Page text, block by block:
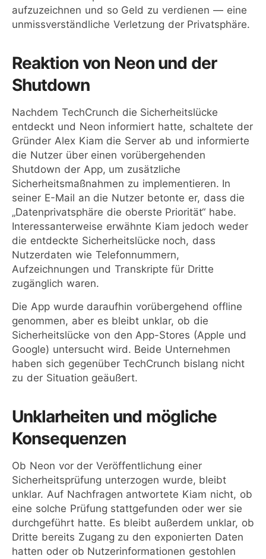
aufzuzeichnen und so Geld zu verdienen — eine
unmissverständliche Verletzung der Privatsphäre.
Reaktion von Neon und der
Shutdown
Nachdem TechCrunch die Sicherheitslücke
entdeckt und Neon informiert hatte, schaltete der
Gründer Alex Kiam die Server ab und informierte
die Nutzer über einen vorübergehenden
Shutdown der App, um zusätzliche
Sicherheitsmaßnahmen zu implementieren. In
seiner E-Mail an die Nutzer betonte er, dass die
„Datenprivatsphäre die oberste Priorität“ habe.
Interessanterweise erwähnte Kiam jedoch weder
die entdeckte Sicherheitslücke noch, dass
Nutzerdaten wie Telefonnummern,
Aufzeichnungen und Transkripte für Dritte
zugänglich waren.
Die App wurde daraufhin vorübergehend offline
genommen, aber es bleibt unklar, ob die
Sicherheitslücke von den App-Stores (Apple und
Google) untersucht wird. Beide Unternehmen
haben sich gegenüber TechCrunch bislang nicht
zu der Situation geäußert.
Unklarheiten und mögliche
Konsequenzen
Ob Neon vor der Veröffentlichung einer
Sicherheitsprüfung unterzogen wurde, bleibt
unklar. Auf Nachfragen antwortete Kiam nicht, ob
eine solche Prüfung stattgefunden oder wer sie
durchgeführt hatte. Es bleibt außerdem unklar, ob
Dritte bereits Zugang zu den exponierten Daten
hatten oder ob Nutzerinformationen gestohlen